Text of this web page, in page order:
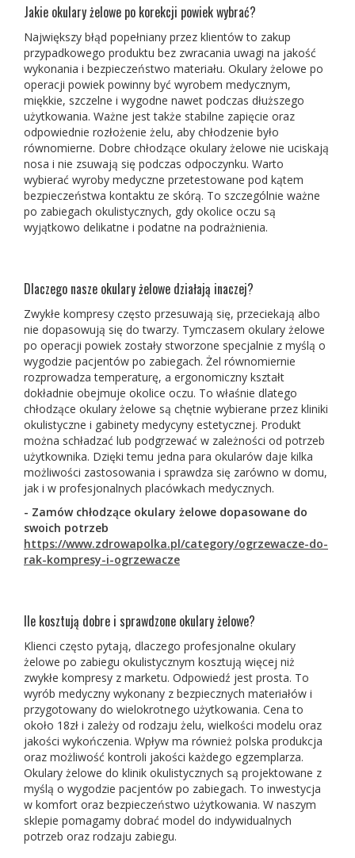
Jakie okulary żelowe po korekcji powiek wybrać?
Największy błąd popełniany przez klientów to zakup
przypadkowego produktu bez zwracania uwagi na jakość
wykonania i bezpieczeństwo materiału. Okulary żelowe po
operacji powiek powinny być wyrobem medycznym,
miękkie, szczelne i wygodne nawet podczas dłuższego
użytkowania. Ważne jest także stabilne zapięcie oraz
odpowiednie rozłożenie żelu, aby chłodzenie było
równomierne. Dobre chłodzące okulary żelowe nie uciskają
nosa i nie zsuwają się podczas odpoczynku. Warto
wybierać wyroby medyczne przetestowane pod kątem
bezpieczeństwa kontaktu ze skórą. To szczególnie ważne
po zabiegach okulistycznych, gdy okolice oczu są
wyjątkowo delikatne i podatne na podrażnienia.
Dlaczego nasze okulary żelowe działają inaczej?
Zwykłe kompresy często przesuwają się, przeciekają albo
nie dopasowują się do twarzy. Tymczasem okulary żelowe
po operacji powiek zostały stworzone specjalnie z myślą o
wygodzie pacjentów po zabiegach. Żel równomiernie
rozprowadza temperaturę, a ergonomiczny kształt
dokładnie obejmuje okolice oczu. To właśnie dlatego
chłodzące okulary żelowe są chętnie wybierane przez kliniki
okulistyczne i gabinety medycyny estetycznej. Produkt
można schładzać lub podgrzewać w zależności od potrzeb
użytkownika. Dzięki temu jedna para okularów daje kilka
możliwości zastosowania i sprawdza się zarówno w domu,
jak i w profesjonalnych placówkach medycznych.
- Zamów chłodzące okulary żelowe dopasowane do
swoich potrzeb
https://www.zdrowapolka.pl/category/ogrzewacze-do-
rak-kompresy-i-ogrzewacze
Ile kosztują dobre i sprawdzone okulary żelowe?
Klienci często pytają, dlaczego profesjonalne okulary
żelowe po zabiegu okulistycznym kosztują więcej niż
zwykłe kompresy z marketu. Odpowiedź jest prosta. To
wyrób medyczny wykonany z bezpiecznych materiałów i
przygotowany do wielokrotnego użytkowania. Cena to
około 18zł i zależy od rodzaju żelu, wielkości modelu oraz
jakości wykończenia. Wpływ ma również polska produkcja
oraz możliwość kontroli jakości każdego egzemplarza.
Okulary żelowe do klinik okulistycznych są projektowane z
myślą o wygodzie pacjentów po zabiegach. To inwestycja
w komfort oraz bezpieczeństwo użytkowania. W naszym
sklepie pomagamy dobrać model do indywidualnych
potrzeb oraz rodzaju zabiegu.